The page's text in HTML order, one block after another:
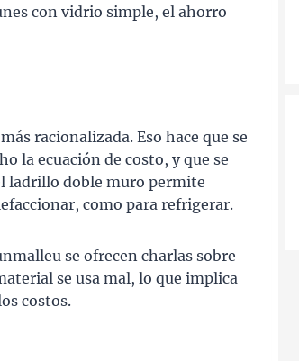
con vidrio simple, el ahorro
racionalizada. Eso hace que se
la ecuación de costo, y que se
ladrillo doble muro permite
como para refrigerar.
se ofrecen charlas sobre
se usa mal, lo que implica
costos.